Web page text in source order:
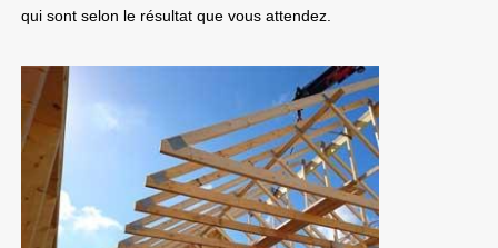
qui sont selon le résultat que vous attendez.